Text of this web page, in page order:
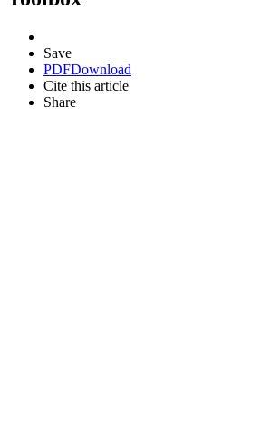
Save
PDFDownload
Cite this article
Share